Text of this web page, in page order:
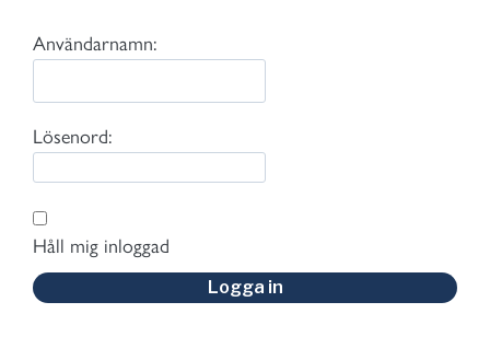
Användarnamn:
Lösenord:
Håll mig inloggad
Logga in